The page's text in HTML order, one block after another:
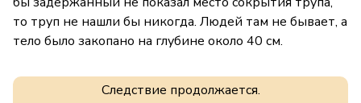
то труп не нашли бы никогда. Людей там не бывает, а
тело было закопано на глубине около 40 см.
Следствие продолжается.